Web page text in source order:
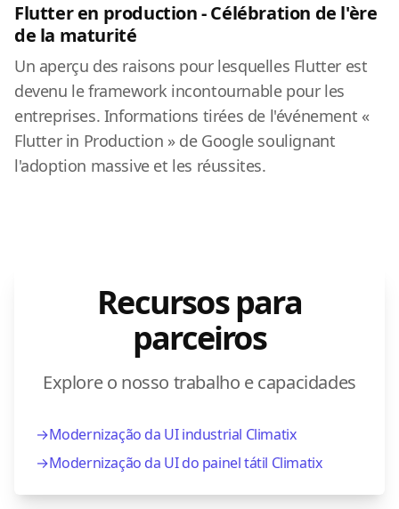
Flutter en production - Célébration de l'ère
de la maturité
Un aperçu des raisons pour lesquelles Flutter est
devenu le framework incontournable pour les
entreprises. Informations tirées de l'événement «
Flutter in Production » de Google soulignant
l'adoption massive et les réussites.
Recursos para
parceiros
Explore o nosso trabalho e capacidades
→Modernização da UI industrial Climatix
→Modernização da UI do painel tátil Climatix